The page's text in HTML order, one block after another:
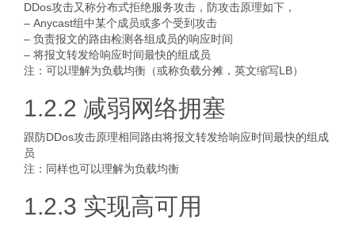
DDos攻击又称分布式拒绝服务攻击，防攻击原理如下，
– Anycast组中某个成员或多个受到攻击
– 负责报文的路由检测各组成员的响应时间
– 将报文转发给响应时间最快的组成员
注：可以理解为负载均衡（或称负载分摊，英文缩写LB）
1.2.2 减弱网络拥塞
跟防DDos攻击原理相同路由将报文转发给响应时间最快的组成
员
注：同样也可以理解为负载均衡
1.2.3 实现高可用